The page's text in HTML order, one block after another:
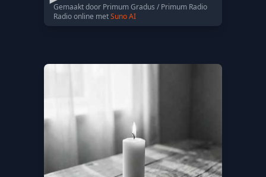
Gemaakt door Primum Gradus / Primum Radio
Radio online metSuno AI